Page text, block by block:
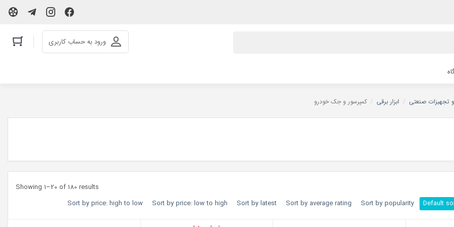
ورود به حساب کاربری
و تجهیزات صنعتی / ابزار برقی / کمپرسور و جک خودرو
Showing 1–20 of 180 results
Default
Sort by popularity
Sort by average rating
Sort by latest
Sort by price: low to high
Sort by price: high to low